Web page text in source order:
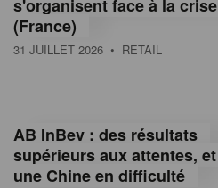
n
e
n
s'organisent face à la crise
(France)
31 JUILLET 2026 • RETAIL
AB InBev : des résultats
supérieurs aux attentes, et
une Chine en difficulté